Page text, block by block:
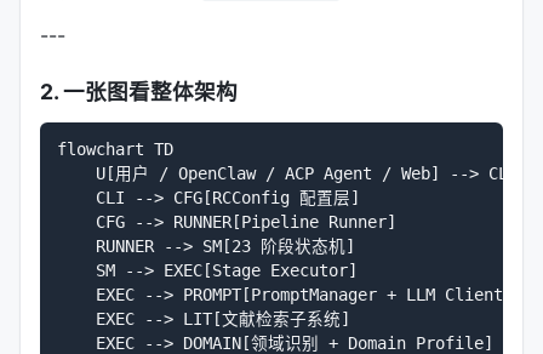
---
2. 一张图看整体架构
flowchart TD
U[用户 / OpenClaw / ACP Agent / Web] -->
    CLI --> CFG[RCConfig 配置层]
    CFG --> RUNNER[Pipeline Runner]
    RUNNER --> SM[23 阶段状态机]
    SM --> EXEC[Stage Executor]
    EXEC --> PROMPT[PromptManager + LLM Client]
    EXEC --> LIT[文献检索子系统]
    EXEC --> DOMAIN[领域识别 + Domain Profile]